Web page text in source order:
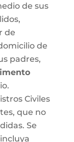
de sus
de
de
padres,
Civiles
que no
Se